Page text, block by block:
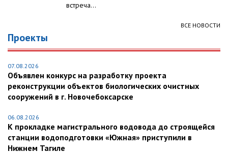
встреча...
ВСЕ НОВОСТИ
Проекты
07.08.2026
Объявлен конкурс на разработку проекта
реконструкции объектов биологических очистных
сооружений в г. Новочебоксарске
06.08.2026
К прокладке магистрального водовода до строящейся
станции водоподготовки «Южная» приступили в
Нижнем Тагиле